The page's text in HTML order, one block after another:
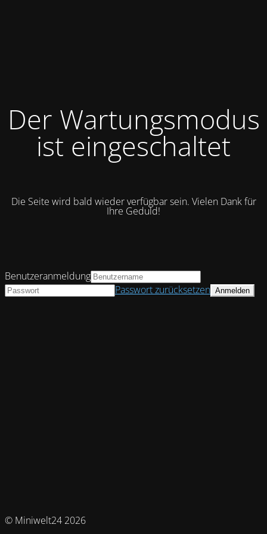
Der Wartungsmodus
ist eingeschaltet
Die Seite wird bald wieder verfügbar sein. Vielen Dank für
Ihre Geduld!
© Miniwelt24 2026
Benutzeranmeldung
Passwort zurücksetzen